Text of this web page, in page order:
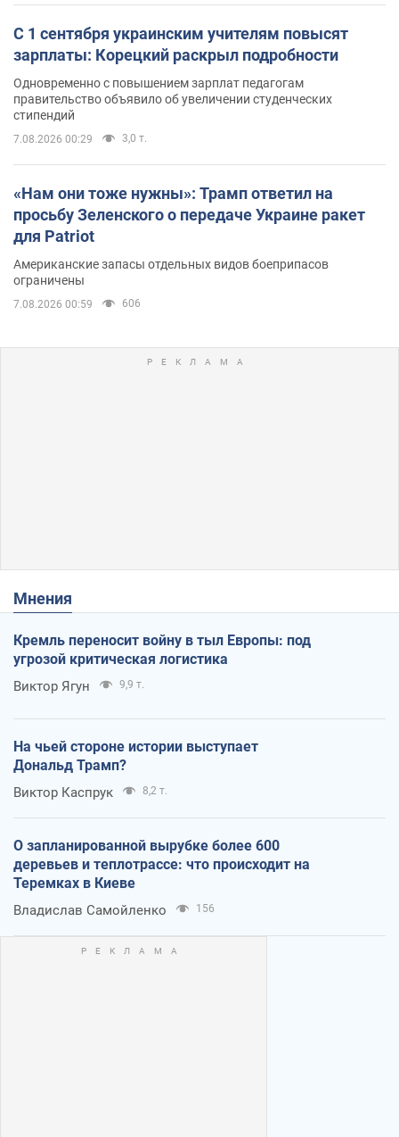
С 1 сентября украинским учителям повысят
зарплаты: Корецкий раскрыл подробности
Одновременно с повышением зарплат педагогам
правительство объявило об увеличении студенческих
стипендий
7.08.2026 00:29 3,0 т.
«Нам они тоже нужны»: Трамп ответил на
просьбу Зеленского о передаче Украине ракет
для Patriot
Американские запасы отдельных видов боеприпасов
ограничены
7.08.2026 00:59 606
Мнения
Кремль переносит войну в тыл Европы: под
угрозой критическая логистика
Виктор Ягун 9,9 т.
На чьей стороне истории выступает
Дональд Трамп?
Виктор Каспрук 8,2 т.
О запланированной вырубке более 600
деревьев и теплотрассе: что происходит на
Теремках в Киеве
Владислав Самойленко 156